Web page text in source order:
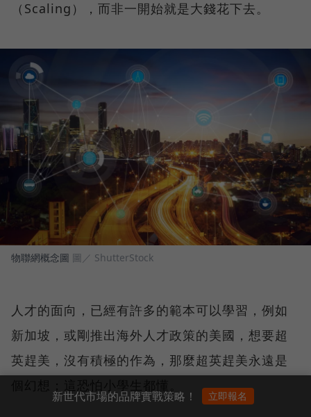
（Scaling），而非一開始就是大錢花下去。
物聯網概念圖 圖／ ShutterStock
人才的面向，已經有許多的範本可以學習，例如
新加坡，或剛推出海外人才政策的美國，想要超
英趕美，沒有積極的作為，那麼超英趕美永遠是
新世代市場的品牌實戰策略！ 立即報名